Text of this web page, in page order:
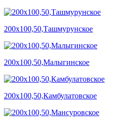
200х100,50,Ташмурунское
200х100,50,Малыгинское
200х100,50,Камбулатовское